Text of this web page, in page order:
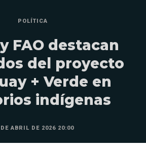
POLÍTICA
FAO destacan
del proyecto
+ Verde en
indígenas
ABRIL DE 2026 20:00